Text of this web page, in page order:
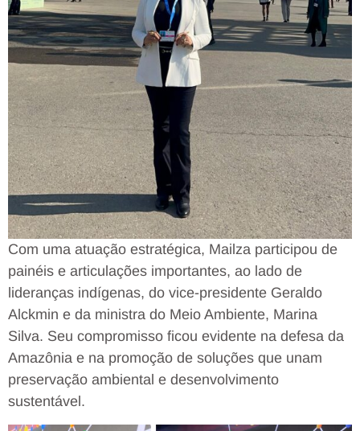
Com uma atuação estratégica, Mailza participou de
painéis e articulações importantes, ao lado de
lideranças indígenas, do vice-presidente Geraldo
Alckmin e da ministra do Meio Ambiente, Marina
Silva. Seu compromisso ficou evidente na defesa da
Amazônia e na promoção de soluções que unam
preservação ambiental e desenvolvimento
sustentável.